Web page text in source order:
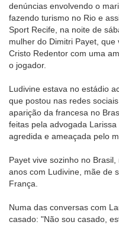
denúncias envolvendo o
fazendo turismo no Rio e
Sport Recife, na noite de
mulher do Dimitri Payet,
Cristo Redentor com uma
o jogador.
Ludivine estava no estádio
que postou nas redes
aparição da francesa no
feitas pela advogada
agredida e ameaçada pelo
Payet vive sozinho no
anos com Ludivine, mãe de
França.
Numa das conversas com
casado: "Não sou casado,